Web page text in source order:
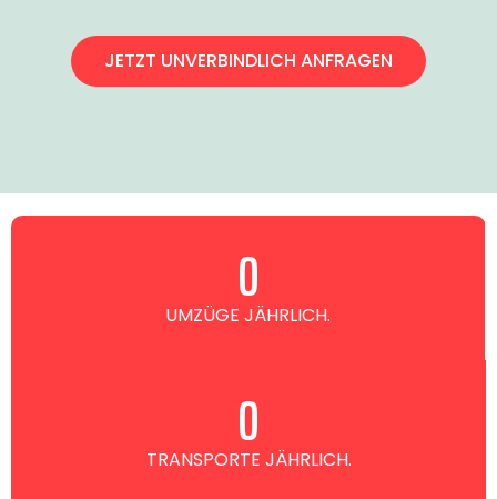
JETZT UNVERBINDLICH ANFRAGEN
UMZÜGE JÄHRLICH.
0
TRANSPORTE JÄHRLICH.
0